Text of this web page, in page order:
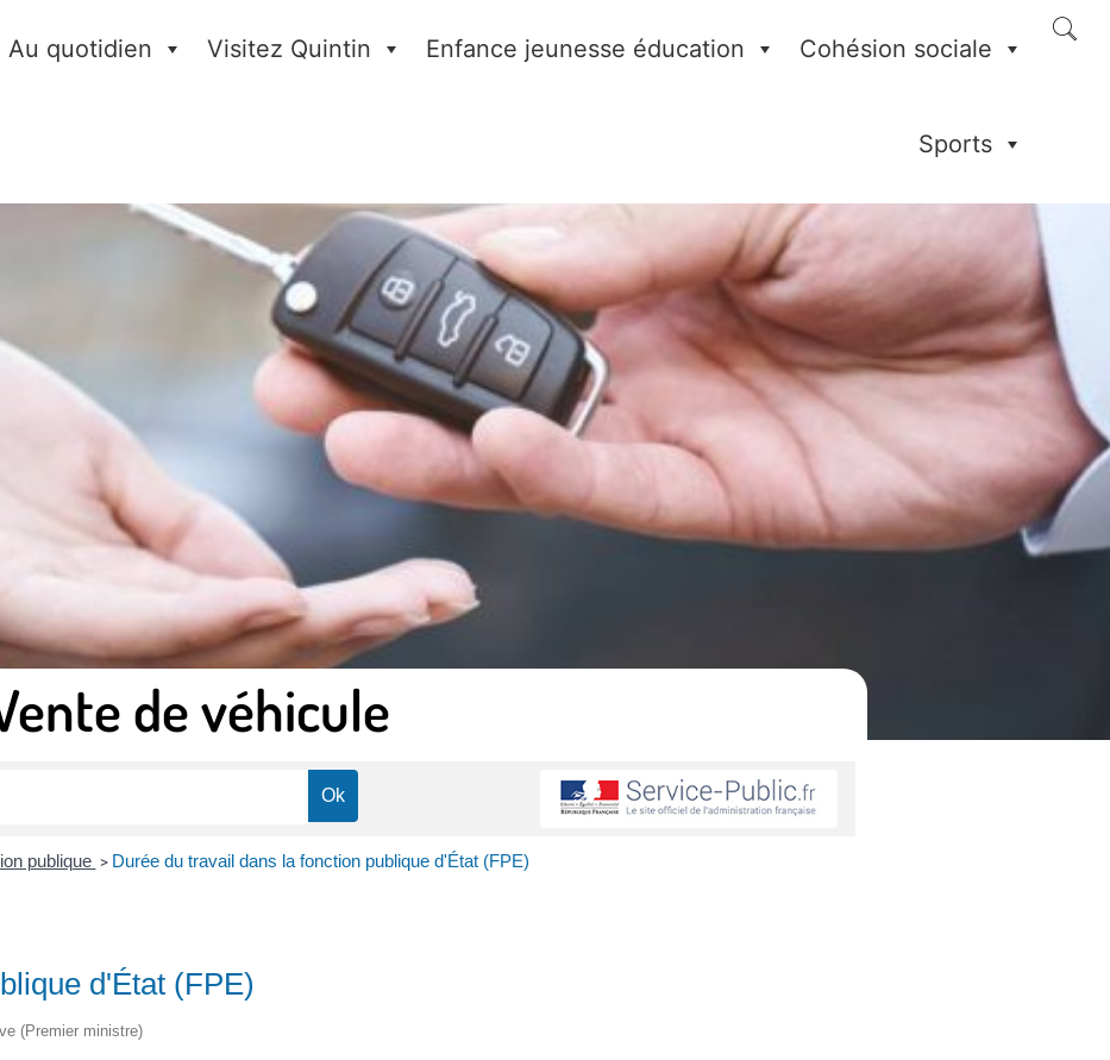
Au quotidien Visitez Quintin Enfance jeunesse éducation Cohésion sociale
Sports
de véhicule
publique > Durée du travail dans la fonction publique d'État (FPE)
d'État (FPE)
(Premier ministre)